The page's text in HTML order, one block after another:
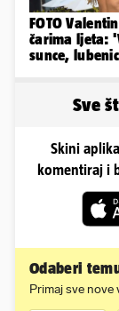
FOTO
čarima ljeta:
sunce,
Sve
Skini
komentiraj i
Odaberi
Primaj sve nove